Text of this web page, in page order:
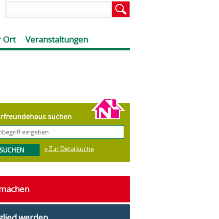
Ort Veranstaltungen
suchen
» Zur Detailsuche